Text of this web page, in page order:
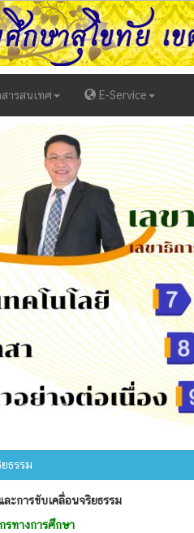
ารสนเทศ E-Service
ธรรม
ะการขับเคลื่อนจริยธรรม
รทางการศึกษา